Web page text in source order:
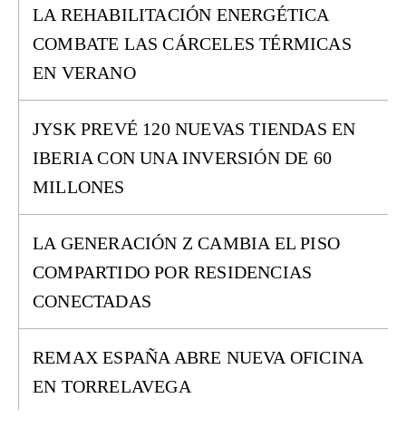
LA REHABILITACIÓN ENERGÉTICA
COMBATE LAS CÁRCELES TÉRMICAS
EN VERANO
JYSK PREVÉ 120 NUEVAS TIENDAS EN
IBERIA CON UNA INVERSIÓN DE 60
MILLONES
LA GENERACIÓN Z CAMBIA EL PISO
COMPARTIDO POR RESIDENCIAS
CONECTADAS
REMAX ESPAÑA ABRE NUEVA OFICINA
EN TORRELAVEGA